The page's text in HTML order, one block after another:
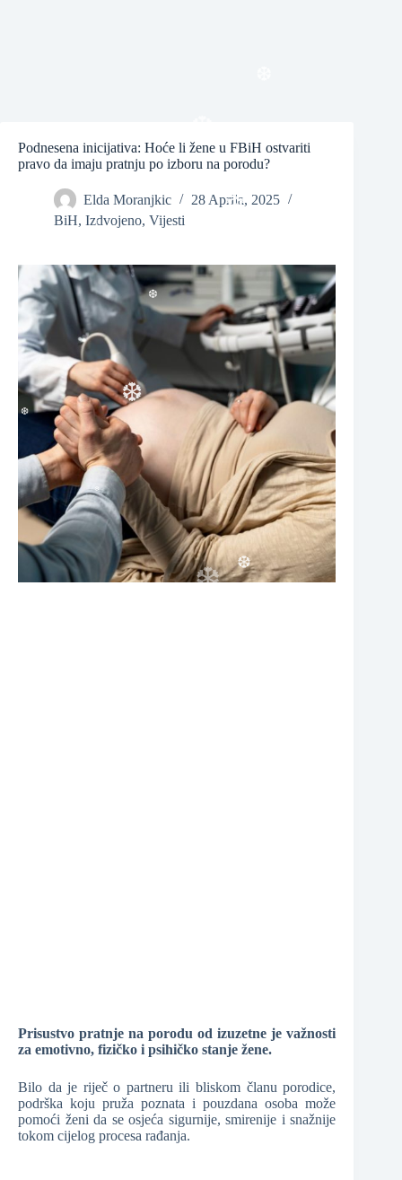
Podnesena inicijativa: Hoće li žene u FBiH ostvariti
pravo da imaju pratnju po izboru na porodu?
Elda Moranjkic
28 Aprila, 2025
BiH, Izdvojeno, Vijesti
Prisustvo pratnje na porodu od izuzetne je važnosti
za emotivno, fizičko i psihičko stanje žene.
Bilo da je riječ o partneru ili bliskom članu porodice,
podrška koju pruža poznata i pouzdana osoba može
pomoći ženi da se osjeća sigurnije, smirenije i snažnije
tokom cijelog procesa rađanja.
❆
❆
❆
❆
❆
❆
❆